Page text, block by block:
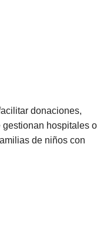
donaciones,
gestionan hospitales o
de niños con